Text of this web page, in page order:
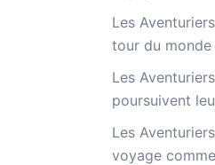
Les
tour du monde
Les
poursuivent
Les
voyage